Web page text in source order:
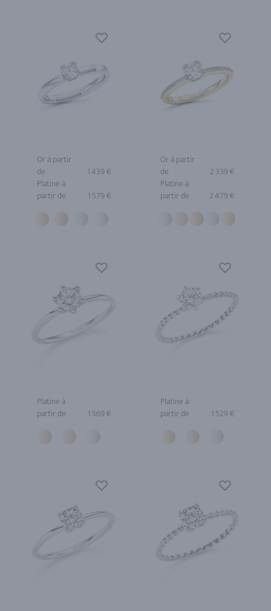
Or à partir
de
1 439 €
Platine à
partir de
1 579 €
Or à partir
de
2 339 €
Platine à
partir de
2 479 €
Platine à
partir de
1 569 €
Platine à
partir de
1 529 €